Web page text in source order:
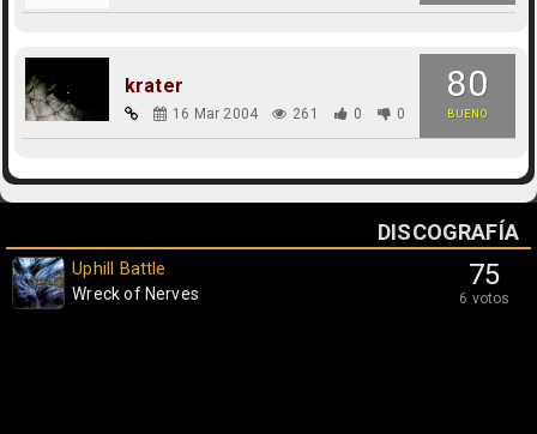
80
BUENO
krater
16 Mar 2004 261 0 0
DISCOGRAFÍA
75
6 votos
Uphill Battle
Wreck of Nerves